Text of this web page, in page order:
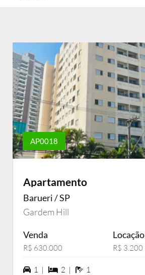
AP0018
Apartamento
Barueri / SP
Gardem Hill
Venda
R$ 630.000
Locação
R$ 3.200
1 vagas na garagem
1 | 2 dormiórios
2 | 1 banheiros
1